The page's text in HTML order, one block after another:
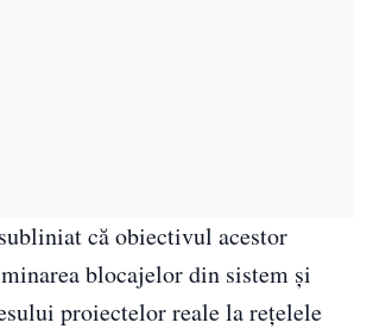
că obiectivul acestor
blocajelor din sistem și
proiectelor reale la rețelele